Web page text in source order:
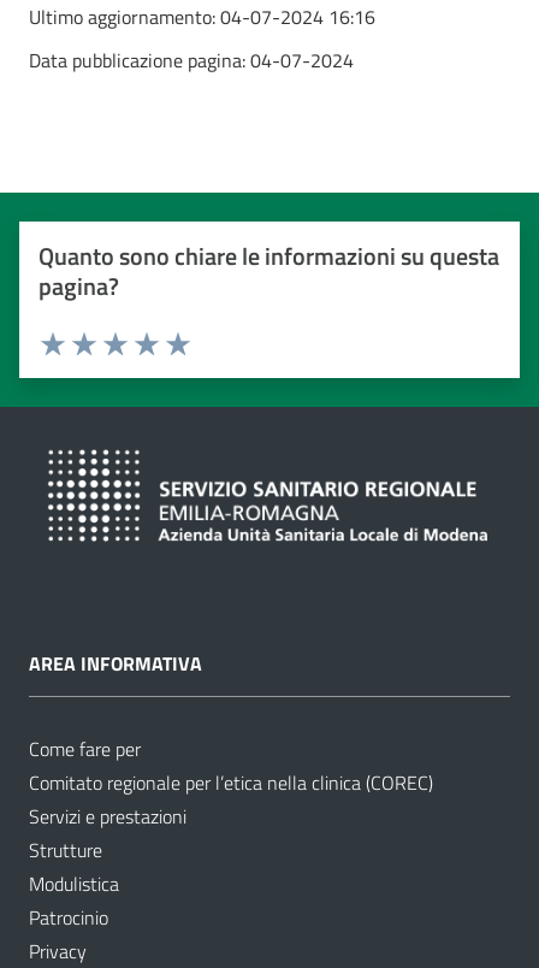
Ultimo aggiornamento:04-07-2024 16:16
Data pubblicazione pagina:04-07-2024
Quanto sono chiare le informazioni su questa
pagina?
Valuta da 1 a 5 stelle
Valuta 5 stelle su 5
Valuta 4 stelle su 5
Valuta 3 stelle su 5
Valuta 2 stelle su 5
Valuta 1 stelle su 5
AREA INFORMATIVA
Come fare per
Comitato regionale per l’etica nella clinica (COREC)
Servizi e prestazioni
Strutture
Modulistica
Patrocinio
Privacy